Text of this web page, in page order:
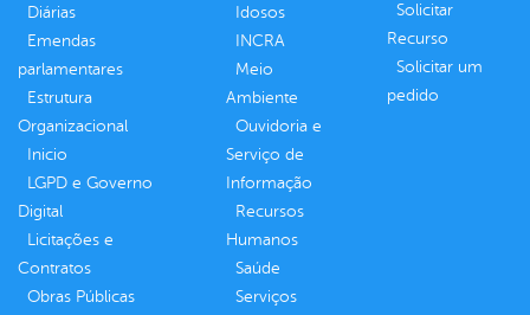
Diárias
Emendas
parlamentares
Estrutura
Organizacional
Inicio
LGPD e Governo
Digital
Licitações e
Contratos
Obras Públicas
Idosos
INCRA
Meio
Ambiente
Ouvidoria e
Serviço de
Informação
Recursos
Humanos
Saúde
Serviços
Solicitar
Recurso
Solicitar um
pedido